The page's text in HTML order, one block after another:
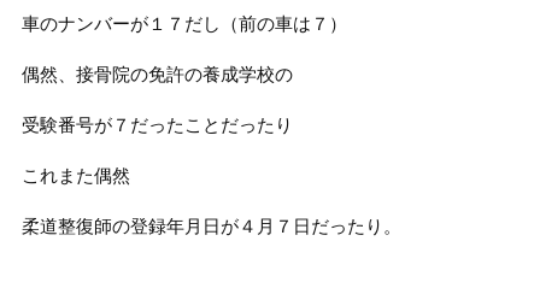
車のナンバーが１７だし（前の車は７）
偶然、接骨院の免許の養成学校の
受験番号が７だったことだったり
これまた偶然
柔道整復師の登録年月日が４月７日だったり。